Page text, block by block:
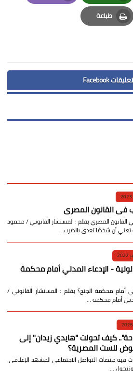
Whatsapp
Email
طباعة
Print
تعليقات Facebook
في القانون المصري
المصري بقلم : المستشار القانوني / محمود
أن شخصًا تعدى بالضرب…
- الإدعاء المدني أمام محكمة
أمام محكمة الجنح؟ بقلم : المستشار القانوني /
أمام محكمة …
كيف تحولت "هايدي زيدان" إلى
للست المصرية؟
منصات التواصل الاجتماعي المشهد الإعلامي،
وتتحول …